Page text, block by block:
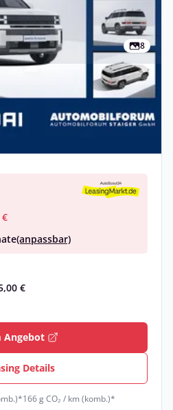
8
Santa Fe 1.6 5-Sitzer T-
(anpassbar)
€
Angebot
Details
166 g CO₂ / km (komb.)*